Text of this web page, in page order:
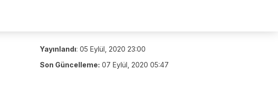
Yayınlandı: 05 Eylül, 2020 23:00
Son Güncelleme: 07 Eylül, 2020 05:47